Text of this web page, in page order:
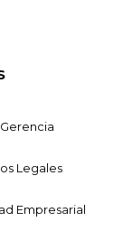
Legales
Empresarial